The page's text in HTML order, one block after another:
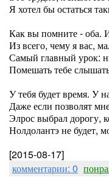
Я хотел бы остаться
Как вы помните - оба.
Из всего, чему я вас,
Самый главный урок:
Помешать тебе
У тебя будет время. У
Даже если позволят
Элрос выбрал дорогу,
Нолдолантэ не будет,
[2015-08-17]
комментарии: 0